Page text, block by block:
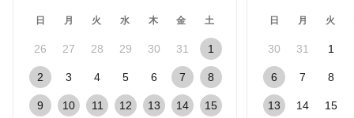
日 月 火 水 木 金 土
26 27 28 29 30 31 1
2 3 4 5 6 7 8
9 10 11 12 13 14 15
日 月 火
30 31 1
6 7 8
13 14 15